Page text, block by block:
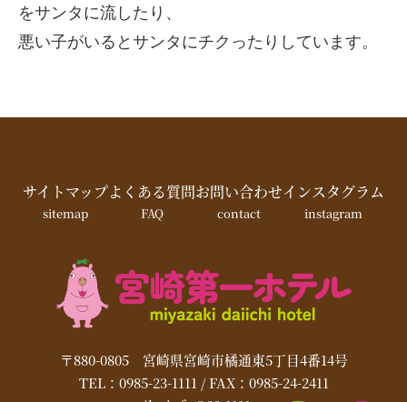
をサンタに流したり、
悪い子がいるとサンタにチクったりしています。
サイトマップ
sitemap
よくある質問
FAQ
お問い合わせ
contact
インスタグラム
instagram
〒880-0805 宮崎県宮崎市橘通東5丁目4番14号
TEL：0985-23-1111 / FAX：0985-24-2411